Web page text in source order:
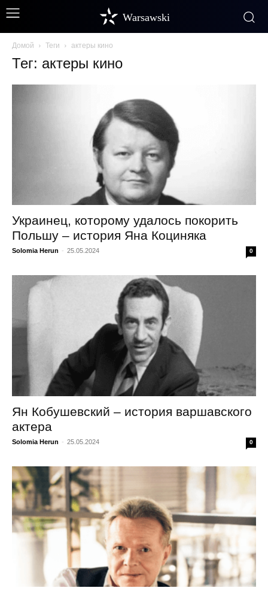
Warsawski
Домой Теги актеры кино
Тег: актеры кино
Украинец, которому удалось покорить
Польшу – история Яна Коциняка
Solomia Herun - 25.05.2024 0
Ян Кобушевский – история варшавского
актера
Solomia Herun - 25.05.2024 0